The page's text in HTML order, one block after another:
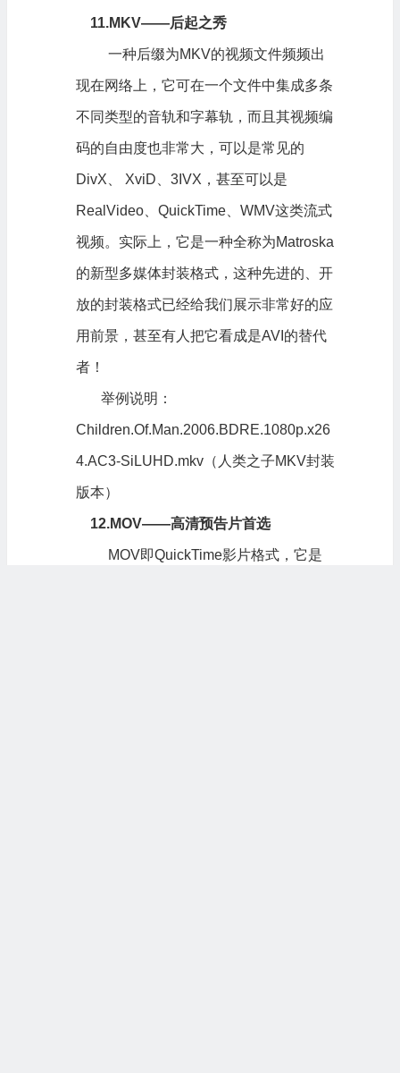
11.MKV——后起之秀
一种后缀为MKV的视频文件频频出
现在网络上，它可在一个文件中集成多条
不同类型的音轨和字幕轨，而且其视频编
码的自由度也非常大，可以是常见的
DivX、 XviD、3IVX，甚至可以是
RealVideo、QuickTime、WMV这类流式
视频。实际上，它是一种全称为Matroska
的新型多媒体封装格式，这种先进的、开
放的封装格式已经给我们展示非常好的应
用前景，甚至有人把它看成是AVI的替代
者！
举例说明：
Children.Of.Man.2006.BDRE.1080p.x26
4.AC3-SiLUHD.mkv（人类之子MKV封装
版本）
12.MOV——高清预告片首选
MOV即QuickTime影片格式，它是